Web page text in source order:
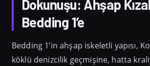
Dokunuşu: Ahşap
Bedding 1’e
Bedding 1’in ahşap iskeletli yapısı,
köklü denizcilik geçmişine, hatta